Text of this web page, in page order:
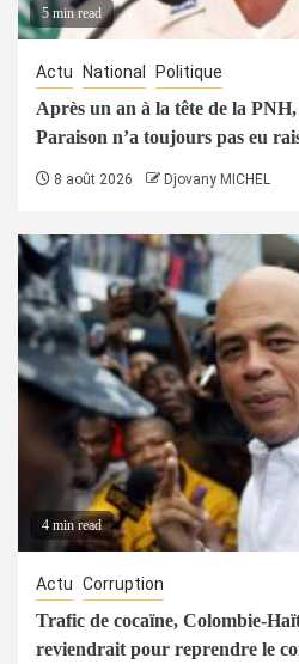
5 min read
Actu National Politique
Après un an à la tête de la
Paraison n’a toujours pas eu
8 août 2026 Djovany MICHEL
4 min read
Actu Corruption
Trafic de cocaïne, Colombie-
reviendrait pour reprendre le